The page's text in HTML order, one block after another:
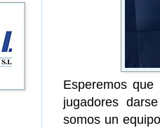
Esperemos
jugadores
somos un